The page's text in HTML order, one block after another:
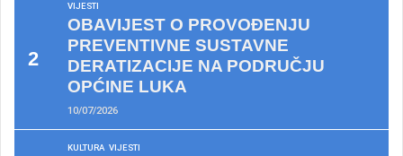
VIJESTI
OBAVIJEST O PROVOĐENJU
PREVENTIVNE SUSTAVNE
DERATIZACIJE NA PODRUČJU
OPĆINE LUKA
10/07/2026
KULTURA VIJESTI